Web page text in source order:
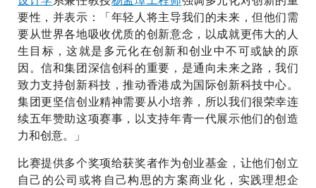
要性，并表示：「年轻人将主导我们的未来，但他们需
要从世界各地吸收优质的创新意念，以成就更伟大的人
生目标，这就是多元化在创新和创业中不可或缺的原
因。信和集团深信创科的重要，是通向未来之路，我们
致力支持创新科技，推动香港成为国际创新科技中心。
集团更坚信创业精神需要从小培养，所以我们很荣幸连
续五年赞助这项赛事，以支持年青一代展示他们的创造
力和创意。」
比赛提供多个奖项给获奖者作为创业基金，让他们创立
自己的公司或将自己构思的方案商业化，实践理想企